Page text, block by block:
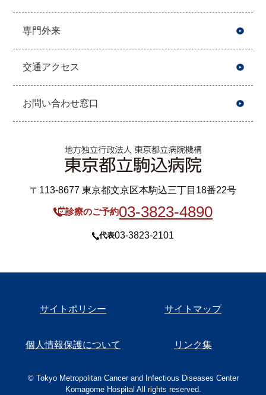
専門外来
交通アクセス
お問い合わせ窓口
〒113-8677 東京都文京区本駒込三丁目18番22号
診療のご予約03-3823-4890
代表03-3823-2101
サイトポリシー サイトマップ
個人情報保護について リンク集
© Tokyo Metropolitan Cancer and Infectious Diseases Center
Komagome Hospital All rights reserved.